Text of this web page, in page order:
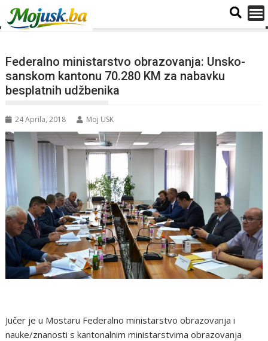
Federalno ministarstvo obrazovanja: Unsko-
sanskom kantonu 70.280 KM za nabavku
besplatnih udžbenika
24 Aprila, 2018 Moj USK
Jučer je u Mostaru Federalno ministarstvo obrazovanja i
nauke/znanosti s kantonalnim ministarstvima obrazovanja